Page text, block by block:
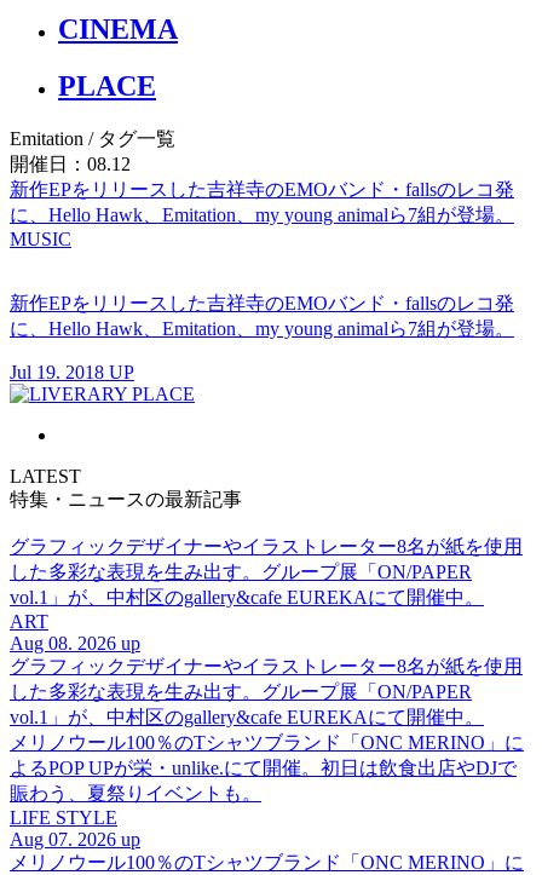
CINEMA
PLACE
Emitation / タグ一覧
開催日：08.12
新作EPをリリースした吉祥寺のEMOバンド・fallsのレコ発
に、Hello Hawk、Emitation、my young animalら7組が登場。
MUSIC
新作EPをリリースした吉祥寺のEMOバンド・fallsのレコ発
に、Hello Hawk、Emitation、my young animalら7組が登場。
Jul 19. 2018 UP
LATEST
特集・ニュースの最新記事
グラフィックデザイナーやイラストレーター8名が紙を使用
した多彩な表現を生み出す。グループ展「ON/PAPER
vol.1」が、中村区のgallery&cafe EUREKAにて開催中。
ART
Aug 08. 2026 up
グラフィックデザイナーやイラストレーター8名が紙を使用
した多彩な表現を生み出す。グループ展「ON/PAPER
vol.1」が、中村区のgallery&cafe EUREKAにて開催中。
メリノウール100％のTシャツブランド「ONC MERINO」に
よるPOP UPが栄・unlike.にて開催。初日は飲食出店やDJで
賑わう、夏祭りイベントも。
LIFE STYLE
Aug 07. 2026 up
メリノウール100％のTシャツブランド「ONC MERINO」に